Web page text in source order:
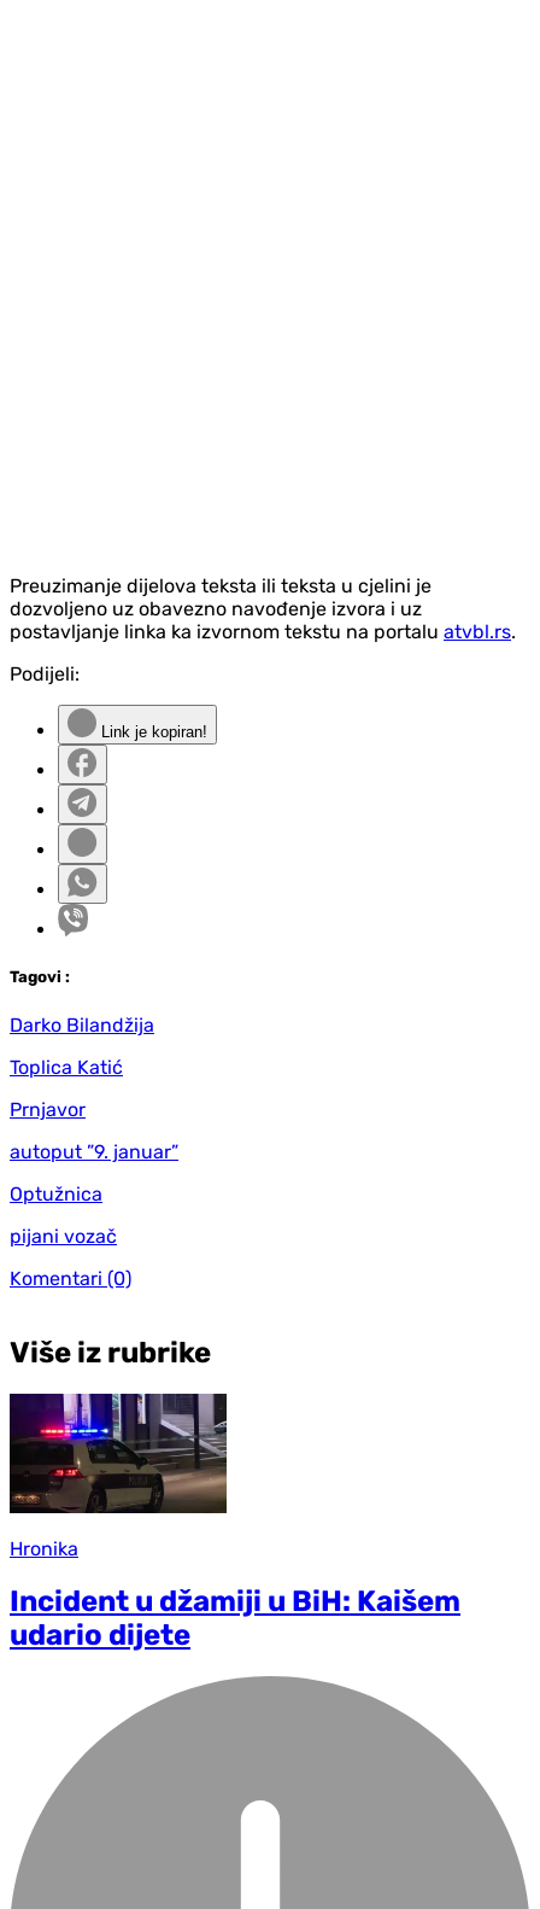
Preuzimanje dijelova teksta ili teksta u cjelini je
dozvoljeno uz obavezno navođenje izvora i uz
postavljanje linka ka izvornom tekstu na portalu atvbl.rs.
Podijeli:
Link je kopiran!
Tagovi :
Darko Bilandžija
Toplica Katić
Prnjavor
autoput ”9. januar”
Optužnica
pijani vozač
Komentari (0)
Više iz rubrike
Hronika
Incident u džamiji u BiH: Kaišem
udario dijete